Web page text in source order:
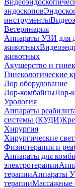
эндоскопов
инструменты
Ветеринария
Аппараты УЗИ для
животных
животных
Акушерство и
Гинекологические
Лор оборудование
Лор-комбайныЛор-
Урология
Аппараты
системы (КУДИ)
Хирургия
Хирургические
Физиотерапия и
Аппараты для
электротерапии
терапииАппараты
терапииМассажные